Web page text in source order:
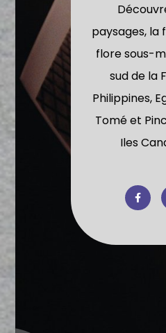
paysages, la
flore sous-
sud de la
Philippines,
Tomé et
Iles